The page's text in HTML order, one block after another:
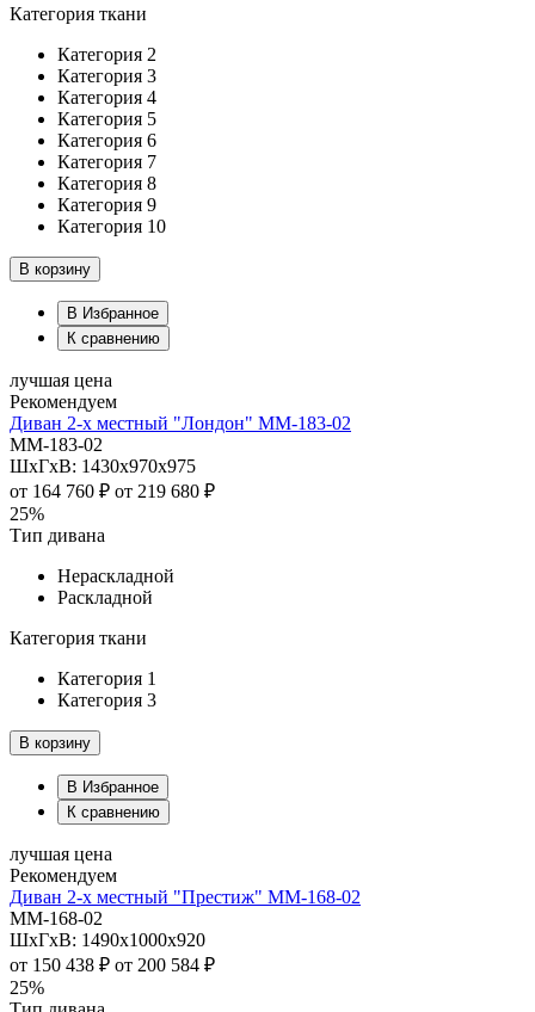
Категория ткани
Категория 2
Категория 3
Категория 4
Категория 5
Категория 6
Категория 7
Категория 8
Категория 9
Категория 10
В корзину
В Избранное
К сравнению
лучшая цена
Рекомендуем
Диван 2-х местный "Лондон" ММ-183-02
ММ-183-02
ШхГхВ: 1430х970х975
от 164 760 ₽ от 219 680 ₽
25%
Тип дивана
Нераскладной
Раскладной
Категория ткани
Категория 1
Категория 3
В корзину
В Избранное
К сравнению
лучшая цена
Рекомендуем
Диван 2-х местный "Престиж" ММ-168-02
ММ-168-02
ШхГхВ: 1490х1000х920
от 150 438 ₽ от 200 584 ₽
25%